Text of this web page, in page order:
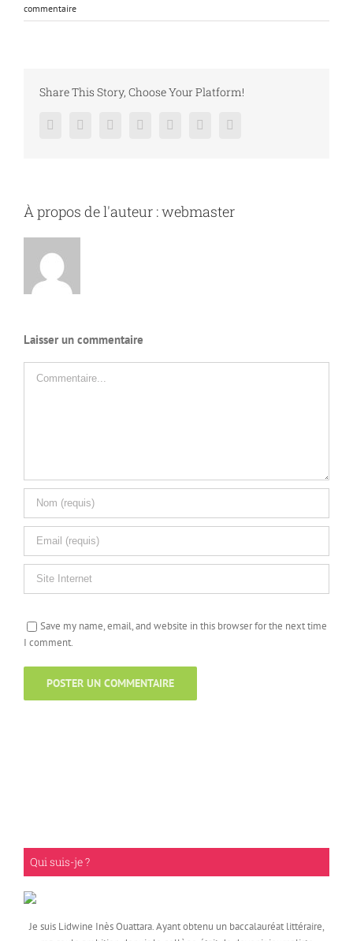
commentaire
Share This Story, Choose Your Platform!
FacebookTwitter LinkedInReddit Google+Pinterest
À propos de l'auteur :webmaster
Laisser un commentaire
Save my name, email, and website in this browser for the next time
I comment.
Qui suis-je ?
Je suis Lidwine Inès Ouattara. Ayant obtenu un baccalauréat littéraire,